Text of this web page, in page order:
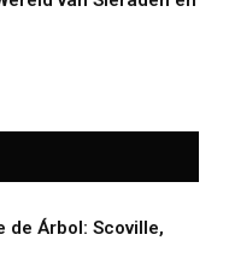
de Árbol: Scoville,